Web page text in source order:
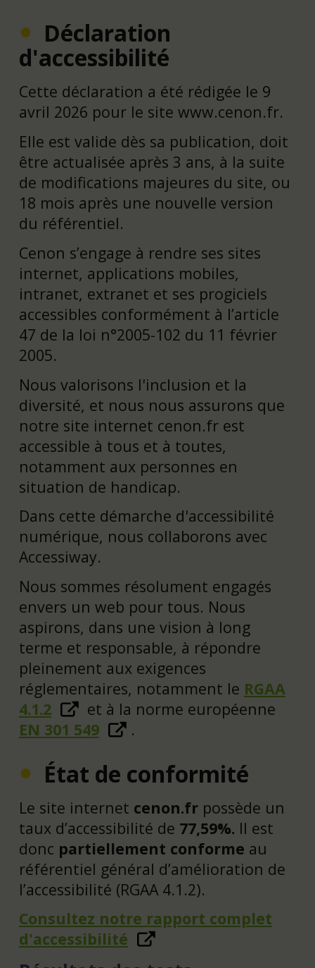
Déclaration
d'accessibilité
Cette déclaration a été rédigée le 9
avril 2026 pour le site www.cenon.fr.
Elle est valide dès sa publication, doit
être actualisée après 3 ans, à la suite
de modifications majeures du site, ou
18 mois après une nouvelle version
du référentiel.
Cenon s’engage à rendre ses sites
internet, applications mobiles,
intranet, extranet et ses progiciels
accessibles conformément à l’article
47 de la loi n°2005-102 du 11 février
2005.
Nous valorisons l'inclusion et la
diversité, et nous nous assurons que
notre site internet cenon.fr est
accessible à tous et à toutes,
notamment aux personnes en
situation de handicap.
Dans cette démarche d'accessibilité
numérique, nous collaborons avec
Accessiway.
Nous sommes résolument engagés
envers un web pour tous. Nous
aspirons, dans une vision à long
terme et responsable, à répondre
pleinement aux exigences
réglementaires, notamment le RGAA
4.1.2
et à la norme européenne
EN 301 549
.
État de conformité
Le site internet cenon.frpossède un
taux d’accessibilité de 77,59%. Il est
donc partiellement conforme au
référentiel général d’amélioration de
l’accessibilité (RGAA 4.1.2).
Consultez notre rapport complet
d'accessibilité